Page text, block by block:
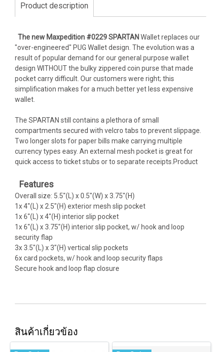
Product description
The new Maxpedition #0229 SPARTANWallet replaces our
"over-engineered" PUG Wallet design. The evolution was a
result of popular demand for our general purpose wallet
design WITHOUT the bulky zippered coin purse that made
pocket carry difficult. Our customers were right; this
simplification makes for a much better yet less expensive
wallet.
The SPARTAN still contains a plethora of small
compartments secured with velcro tabs to prevent slippage.
Two longer slots for paper bills make carrying multiple
currency types easy. An external mesh pocket is great for
quick access to ticket stubs or to separate receipts.Product
Features
Overall size: 5.5"(L) x 0.5"(W) x 3.75"(H)
1x 4"(L) x 2.5"(H) exterior mesh slip pocket
1x 6"(L) x 4"(H) interior slip pocket
1x 6"(L) x 3.75"(H) interior slip pocket, w/ hook and loop
security flap
3x 3.5"(L) x 3"(H) vertical slip pockets
6x card pockets, w/ hook and loop security flaps
Secure hook and loop flap closure
สินค้าเกี่ยวข้อง